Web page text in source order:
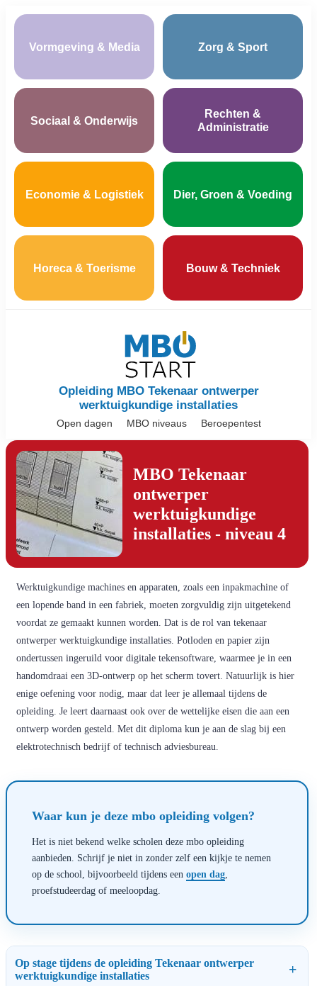
Vormgeving & Media Zorg & Sport
Sociaal & Onderwijs
Rechten &
Administratie
Economie & Logistiek Dier, Groen & Voeding
Horeca & Toerisme Bouw & Techniek
Opleiding MBO Tekenaar ontwerper
werktuigkundige installaties
Open dagen MBO niveaus Beroepentest
MBO Tekenaar
ontwerper
werktuigkundige
installaties - niveau 4
Werktuigkundige machines en apparaten, zoals een inpakmachine of
een lopende band in een fabriek, moeten zorgvuldig zijn uitgetekend
voordat ze gemaakt kunnen worden. Dat is de rol van tekenaar
ontwerper werktuigkundige installaties. Potloden en papier zijn
ondertussen ingeruild voor digitale tekensoftware, waarmee je in een
handomdraai een 3D-ontwerp op het scherm tovert. Natuurlijk is hier
enige oefening voor nodig, maar dat leer je allemaal tijdens de
opleiding. Je leert daarnaast ook over de wettelijke eisen die aan een
ontwerp worden gesteld. Met dit diploma kun je aan de slag bij een
elektrotechnisch bedrijf of technisch adviesbureau.
Waar kun je deze mbo opleiding volgen?
Het is niet bekend welke scholen deze mbo opleiding
aanbieden. Schrijf je niet in zonder zelf een kijkje te nemen
op de school, bijvoorbeeld tijdens een open dag
proefstudeerdag of meeloopdag.
Op stage tijdens de opleiding Tekenaar ontwerper
werktuigkundige installaties